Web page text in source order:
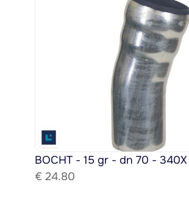
BOCHT - 15 gr - dn 70 - 340X
€ 24.80